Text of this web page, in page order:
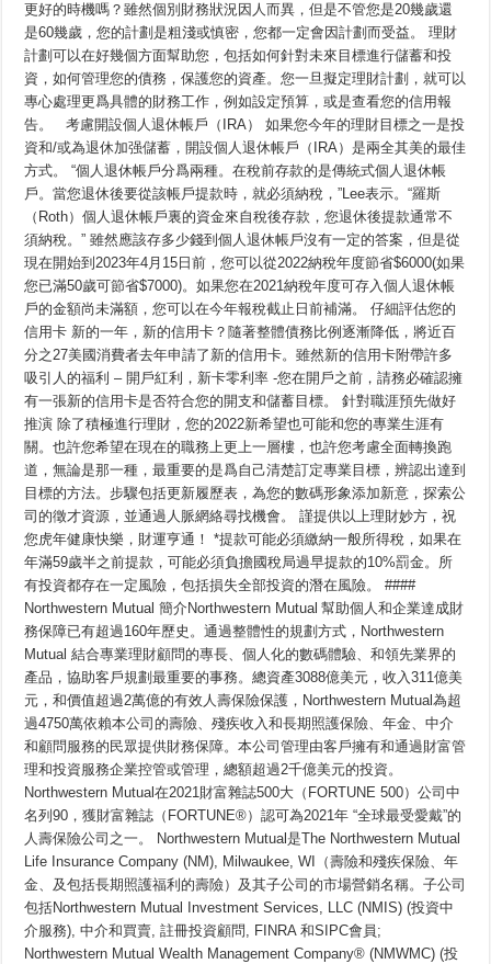
更好的時機嗎？雖然個別財務狀況因人而異，但是不管您是20幾歲還
是60幾歲，您的計劃是粗淺或慎密，您都一定會因計劃而受益。 理財
計劃可以在好幾個方面幫助您，包括如何針對未來目標進行儲蓄和投
資，如何管理您的債務，保護您的資產。您一旦擬定理財計劃，就可以
專心處理更爲具體的財務工作，例如設定預算，或是查看您的信用報
告。 考慮開設個人退休帳戶（IRA） 如果您今年的理財目標之一是投
資和/或為退休加强儲蓄，開設個人退休帳戶（IRA）是兩全其美的最佳
方式。 “個人退休帳戶分爲兩種。在稅前存款的是傳統式個人退休帳
戶。當您退休後要從該帳戶提款時，就必須納稅，”Lee表示。“羅斯
（Roth）個人退休帳戶裏的資金來自稅後存款，您退休後提款通常不
須納稅。” 雖然應該存多少錢到個人退休帳戶沒有一定的答案，但是從
現在開始到2023年4月15日前，您可以從2022納稅年度節省$6000(如果
您已滿50歲可節省$7000)。如果您在2021納稅年度可存入個人退休帳
戶的金額尚未滿額，您可以在今年報稅截止日前補滿。 仔細評估您的
信用卡 新的一年，新的信用卡？隨著整體債務比例逐漸降低，將近百
分之27美國消費者去年申請了新的信用卡。雖然新的信用卡附帶許多
吸引人的福利 – 開戶紅利，新卡零利率 -您在開戶之前，請務必確認擁
有一張新的信用卡是否符合您的開支和儲蓄目標。 針對職涯預先做好
推演 除了積極進行理財，您的2022新希望也可能和您的專業生涯有
關。也許您希望在現在的職務上更上一層樓，也許您考慮全面轉換跑
道，無論是那一種，最重要的是爲自己清楚訂定專業目標，辨認出達到
目標的方法。步驟包括更新履歷表，為您的數碼形象添加新意，探索公
司的徵才資源，並通過人脈網絡尋找機會。 謹提供以上理財妙方，祝
您虎年健康快樂，財運亨通！ *提款可能必須繳納一般所得稅，如果在
年滿59歲半之前提款，可能必須負擔國稅局過早提款的10%罰金。所
有投資都存在一定風險，包括損失全部投資的潛在風險。 ####
Northwestern Mutual 簡介Northwestern Mutual 幫助個人和企業達成財
務保障已有超過160年歷史。通過整體性的規劃方式，Northwestern
Mutual 結合專業理財顧問的專長、個人化的數碼體驗、和領先業界的
產品，協助客戶規劃最重要的事務。總資產3088億美元，收入311億美
元，和價值超過2萬億的有效人壽保險保護，Northwestern Mutual為超
過4750萬依賴本公司的壽險、殘疾收入和長期照護保險、年金、中介
和顧問服務的民眾提供財務保障。本公司管理由客戶擁有和通過財富管
理和投資服務企業控管或管理，總額超過2千億美元的投資。
Northwestern Mutual在2021財富雜誌500大（FORTUNE 500）公司中
名列90，獲財富雜誌（FORTUNE®）認可為2021年 “全球最受愛戴”的
人壽保險公司之一。 Northwestern Mutual是The Northwestern Mutual
Life Insurance Company (NM), Milwaukee, WI（壽險和殘疾保險、年
金、及包括長期照護福利的壽險）及其子公司的市場營銷名稱。子公司
包括Northwestern Mutual Investment Services, LLC (NMIS) (投資中
介服務), 中介和買賣, 註冊投資顧問, FINRA 和SIPC會員;
Northwestern Mutual Wealth Management Company® (NMWMC) (投